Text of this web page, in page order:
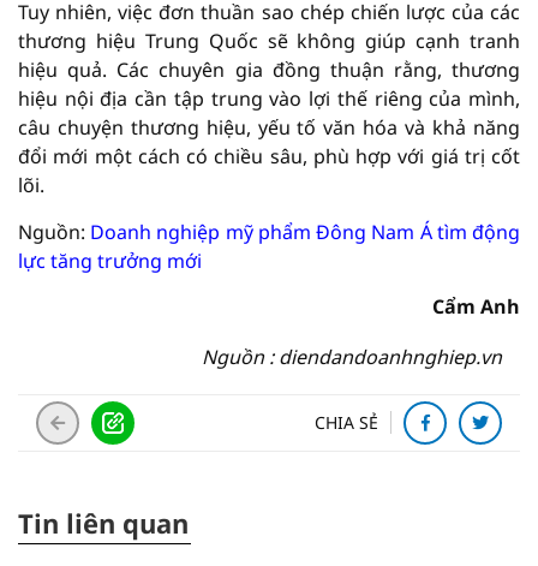
Tuy nhiên, việc đơn thuần sao chép chiến lược của các
thương hiệu Trung Quốc sẽ không giúp cạnh tranh
hiệu quả. Các chuyên gia đồng thuận rằng, thương
hiệu nội địa cần tập trung vào lợi thế riêng của mình,
câu chuyện thương hiệu, yếu tố văn hóa và khả năng
đổi mới một cách có chiều sâu, phù hợp với giá trị cốt
lõi.
Nguồn: Doanh nghiệp mỹ phẩm Đông Nam Á tìm động
lực tăng trưởng mới
Cẩm Anh
Nguồn : diendandoanhnghiep.vn
CHIA SẺ
Tin liên quan